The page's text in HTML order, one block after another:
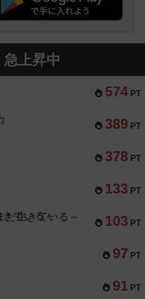
急上昇中
574 PT
389 PT
378 PT
133 PT
103 PT
生きている～
97 PT
91 PT